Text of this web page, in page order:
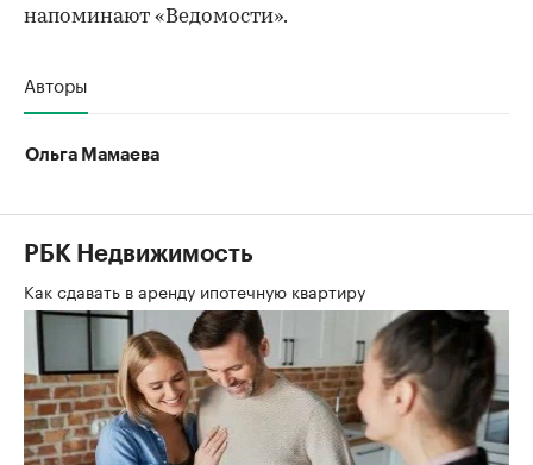
напоминают «Ведомости».
Авторы
Ольга Мамаева
РБК Недвижимость
Как сдавать в аренду ипотечную квартиру